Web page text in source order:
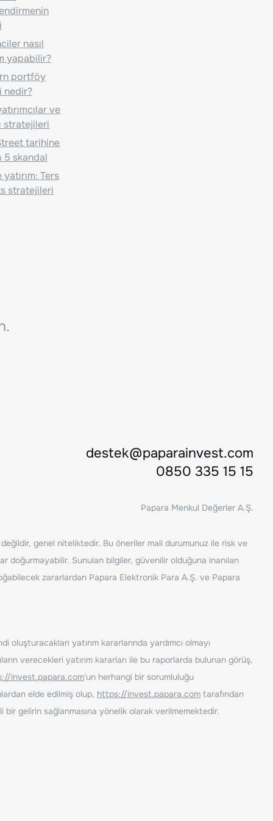
nasıl
yapabilir?
portföy
nedir?
ve
stratejileri
tarihine
5 skandal
Ters
stratejileri
destek@paparainvest.com
0850 335 15 15
Papara Menkul Değerler A.Ş.
değildir, genel niteliktedir. Bu öneriler mali durumunuz ile risk ve
doğurmayabilir. Sunulan bilgiler, güvenilir olduğuna inanılan
zararlardan Papara Elektronik Para A.Ş. ve Papara
yatırım kararlarında yardımcı olmayı
verecekleri yatırım kararları ile bu raporlarda bulunan görüş,
invest.papara.com'un herhangi bir sorumluluğu
elde edilmiş olup, https://invest.papara.com tarafından
bir gelirin sağlanmasına yönelik olarak verilmemektedir.